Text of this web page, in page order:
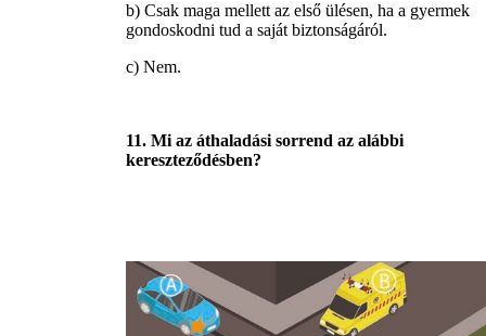
b) Csak maga mellett az első ülésen, ha a gyermek
gondoskodni tud a saját biztonságáról.
c) Nem.
11. Mi az áthaladási sorrend az alábbi
kereszteződésben?